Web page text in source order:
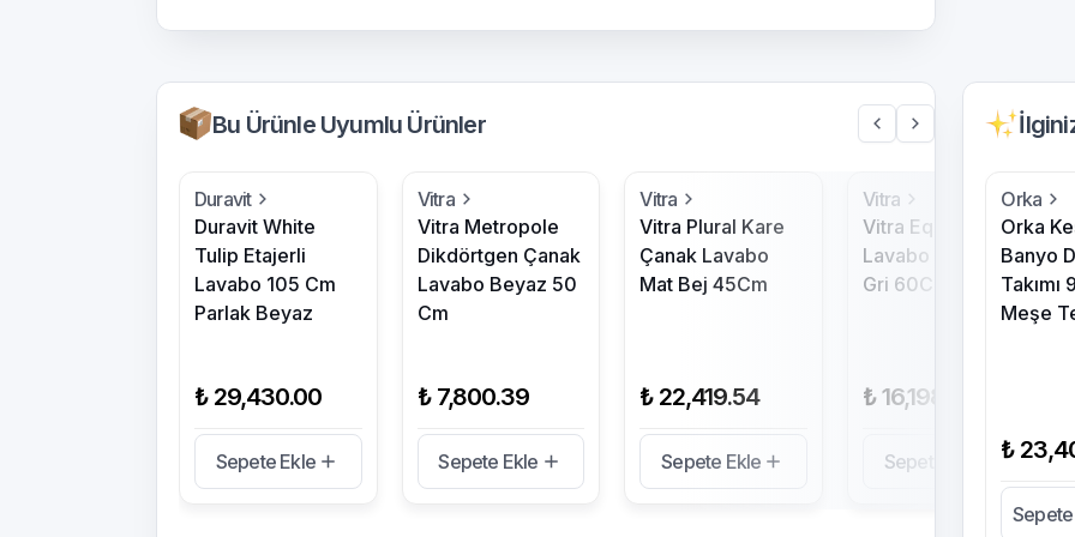
Bu Ürünle Uyumlu Ürünler
Duravit
Duravit White
Tulip Etajerli
Lavabo 105 Cm
Parlak Beyaz
₺ 29,430.00
Sepete Ekle
Vitra
Vitra Metropole
Dikdörtgen Çanak
Lavabo Beyaz 50
Cm
₺ 7,800.39
Sepete Ekle
Vitra
Vitra Plural Kare
Çanak Lavabo
Mat Bej 45Cm
₺ 22,419.54
Sepete Ekle
Vitra
Vitra Equal
Lavabo Mat Taş
Gri 60Cm
₺ 16,198.65
Sepete Ekle
Orka
Orka
Banyo
Takımı
Meşe
₺